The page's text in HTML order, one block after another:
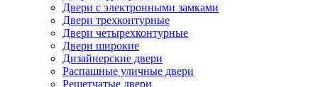
Двери с электронными замками
Двери трехконтурные
Двери четырехконтурные
Двери широкие
Дизайнерские двери
Распашные уличные двери
Решетчатые двери